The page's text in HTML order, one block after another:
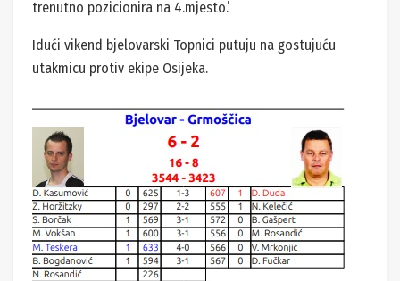
trenutno pozicionira na 4.mjesto.’
Idući vikend bjelovarski Topnici putuju na gostujuću
utakmicu protiv ekipe Osijeka.